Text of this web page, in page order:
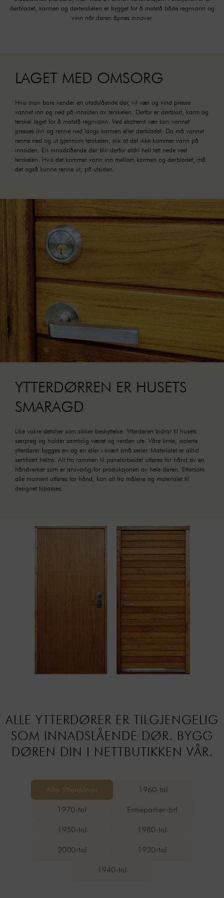
dørbladet, karmen og dørterskelen er bygget for å motstå både regnvann og
vinn når døren åpnes innover.
LAGET MED OMSORG
Hvis man bare vender en utadslående dør, vil vær og vind presse
vannet inn og ned på innsiden av terskelen. Derfor er dørblad, karm og
terskel laget for å motstå regnvann. Ved ekstremt vær kan vannet
presses inn og renne ned langs karmen eller dørbladet. Da må vannet
renne ned og ut gjennom terskelen, slik at det ikke kommer vann på
innsiden. En innadslående dør blir derfor aldri helt tett nede ved
terskelen. Hvis det kommer vann inn mellom karmen og dørbladet, må
det også kunne renne ut, på utsiden.
YTTERDØRREN ER HUSETS
SMARAGD
Like vakre detaljer som sikker beskyttelse. Ytterdøren bidrar til husets
særpreg og holder samtidig været og verden ute. Våre limte, isolerte
ytterdører bygges en og en eller i svært små serier. Materialet er alltid
sertifisert heltre. Alt fra rammen til panelarbeidet utføres for hånd av en
håndverker som er ansvarlig for produksjonen av hele døren. Ettersom
alle moment utføres for hånd, kan alt fra målene og materialet til
designet tilpasses.
ALLE YTTERDØRER ER TILGJENGELIG
SOM INNADSLÅENDE DØR. BYGG
DØREN DIN I NETTBUTIKKEN VÅR.
Alla Ytterdörrar 1960-tal
1970-tal Entrepartier-brf
1950-tal 1980-tal
2000-tal 1930-tal
1940-tal